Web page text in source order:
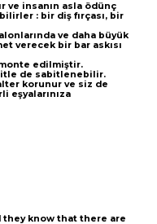
ve insanın asla ödünç
: bir diş fırçası, bir
ve daha büyük
verecek bir bar askısı
monte edilmiştir.
de sabitlenebilir.
korunur ve siz de
eşyalarınıza
know that there are